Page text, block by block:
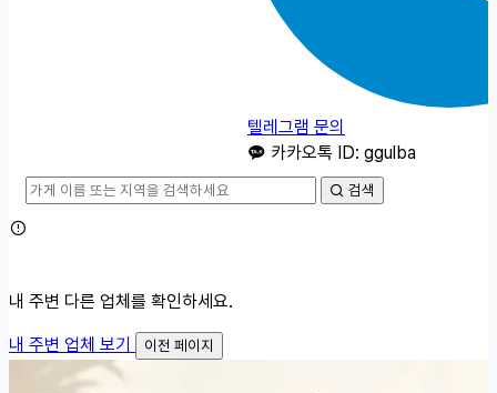
텔레그램 문의
카카오톡 ID: ggulba
검색
내 주변 다른 업체를 확인하세요.
내 주변 업체 보기
이전 페이지